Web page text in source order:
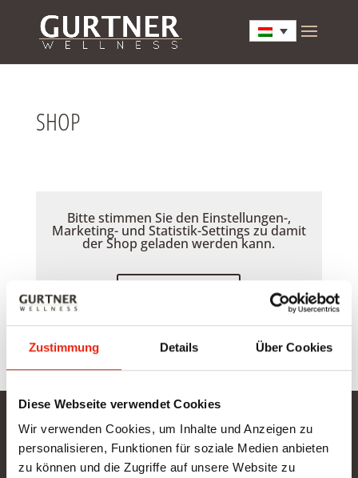
Zustimmung Details Über Cookies
Diese Webseite verwendet Cookies
Wir verwenden Cookies, um Inhalte und Anzeigen zu
personalisieren, Funktionen für soziale Medien anbieten
zu können und die Zugriffe auf unsere Website zu
SHOP
Bitte stimmen Sie den Einstellungen-,
Marketing- und Statistik-Settings zu damit
der Shop geladen werden kann.
Gurtner Wellness GmbH
SHOWROOM NEU: in Arbeit - wir bitten um etwas